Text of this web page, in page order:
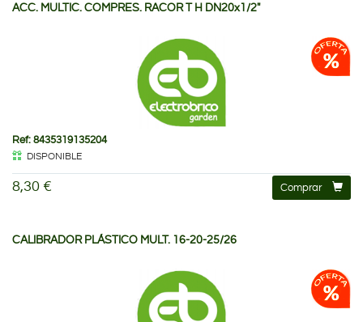
ACC. MULTIC. COMPRES. RACOR T H DN20x1/2"
Ref: 8435319135204
DISPONIBLE
8,30 € Comprar
CALIBRADOR PLÁSTICO MULT. 16-20-25/26